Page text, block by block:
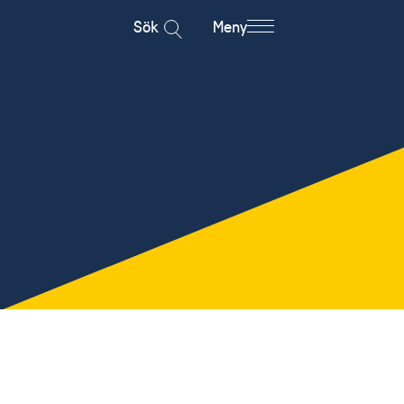
Sök Meny